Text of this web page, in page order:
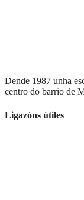
Dende 1987 unha
centro do barrio de
Ligazóns útiles